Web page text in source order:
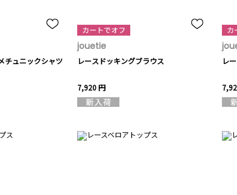
チュニックシャツ
jouetie
レースドッキングブラウス
7,920 円
レ